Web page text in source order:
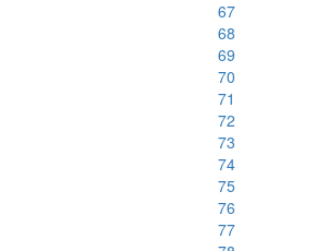
67
68
69
70
71
72
73
74
75
76
77